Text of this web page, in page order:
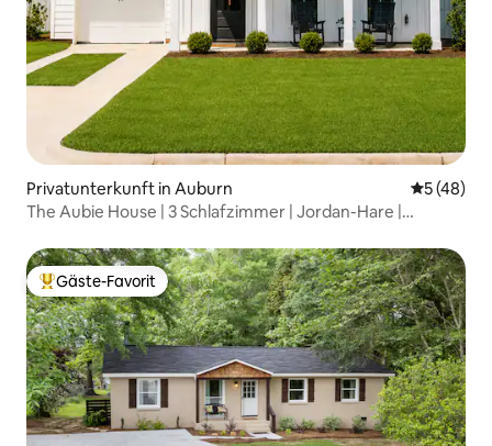
Privatunterkunft in Auburn
5 (48)
The Aubie House | 3 Schlafzimmer | Jordan-Hare |
Beliebter Gäste-Favorit.
Gäste-Favorit